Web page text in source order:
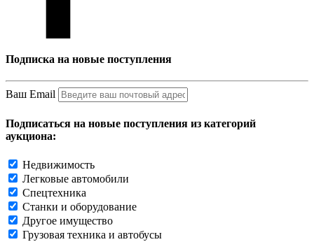
Подписка на новые поступления
Ваш Email
Подписаться на новые поступления из категорий
аукциона:
Недвижимость
Легковые автомобили
Спецтехника
Станки и оборудование
Другое имущество
Грузовая техника и автобусы